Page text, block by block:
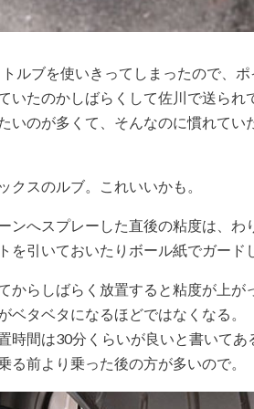
ルブを使いきってしまったので、
いたのかしばらくして佐川で送ら
いのが多くて、そんなのに慣れて
クスのルブ。これいいかも。
ンへスプレーした直後の粘度は、
を引いておいたりボール紙でガー
からしばらく放置すると粘度が上
ベタベタになるほどではなくなる。
時間は30分くらいが良いと書いて
る前より乗った後の方が多いので。